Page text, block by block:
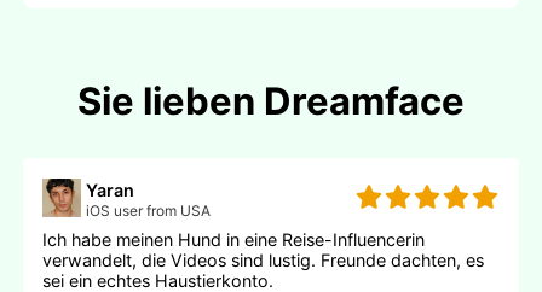
Sie lieben Dreamface
Yaran
iOS user from USA
Ich habe meinen Hund in eine Reise-Influencerin
verwandelt, die Videos sind lustig. Freunde dachten, es
sei ein echtes Haustierkonto.